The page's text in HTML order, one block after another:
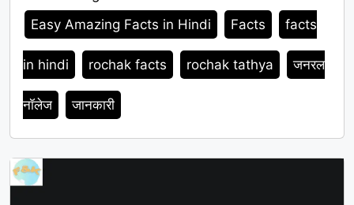
Tags
Easy Amazing Facts in Hindi Facts facts
in hindi rochak facts rochak tathya जनरल
नॉलेज जानकारी